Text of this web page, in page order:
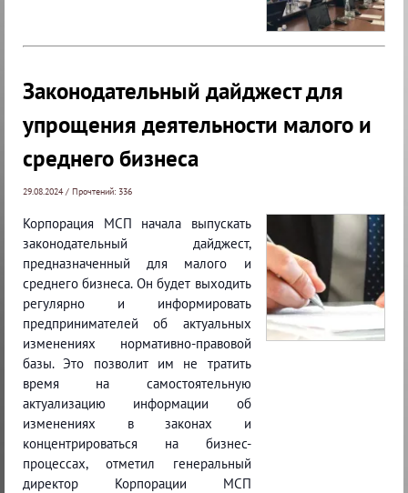
Законодательный дайджест для
упрощения деятельности малого и
среднего бизнеса
29.08.2024 / Прочтений: 336
Корпорация МСП начала выпускать
законодательный дайджест,
предназначенный для малого и
среднего бизнеса. Он будет выходить
регулярно и информировать
предпринимателей об актуальных
изменениях нормативно-правовой
базы. Это позволит им не тратить
время на самостоятельную
актуализацию информации об
изменениях в законах и
концентрироваться на бизнес-
процессах, отметил генеральный
директор Корпорации МСП